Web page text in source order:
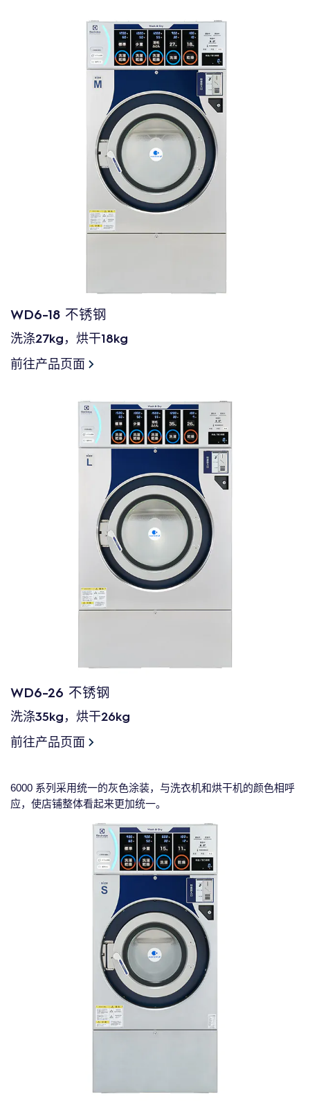
WD6-18 不锈钢
洗涤27kg，烘干18kg
前往产品页面
WD6-26 不锈钢
洗涤35kg，烘干26kg
前往产品页面
6000 系列采用统一的灰色涂装，与洗衣机和烘干机的颜色相呼
应，使店铺整体看起来更加统一。